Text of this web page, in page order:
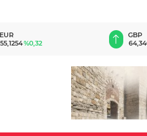
EUR
55,1254%0,32
GBP